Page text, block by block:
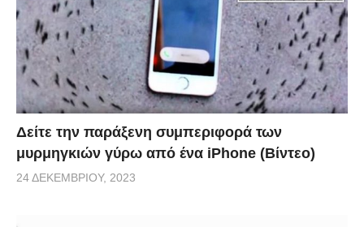
Δείτε την παράξενη συμπεριφορά των
μυρμηγκιών γύρω από ένα iPhone (Βίντεο)
24 ΔΕΚΕΜΒΡΊΟΥ, 2023